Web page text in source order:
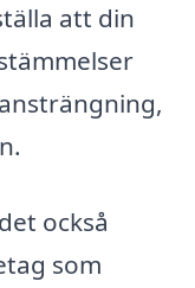
att din
också
som